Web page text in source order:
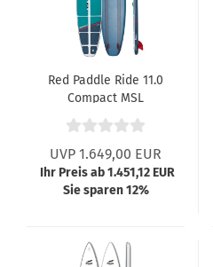
Red Paddle Ride 11.0
Compact MSL
UVP 1.649,00 EUR
Ihr Preis ab 1.451,12 EUR
Sie sparen 12%